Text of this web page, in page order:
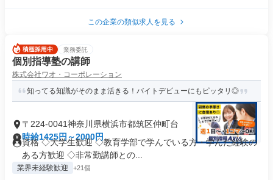
この企業の類似求人を見る
業務委託
個別指導塾の講師
株式会社ワオ・コーポレーション
知ってる知識がそのまま活きる！バイトデビューにもピッタリ◎
〒224-0041神奈川県横浜市都筑区仲町台
時給1425円～2000円
資格 ◇大学生歓迎 ◇教育学部で学んでいる方・学んだ経験の
ある方歓迎 ◇非常勤講師との...
業界未経験歓迎 +21個